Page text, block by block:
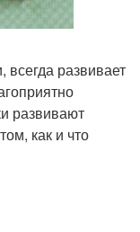
развивает
развивают
как и что